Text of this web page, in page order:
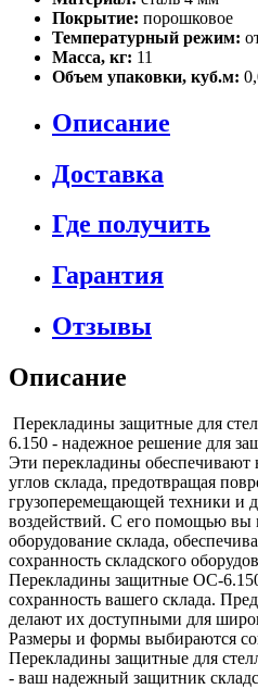
Покрытие: порошковое
Температурный режим:
Масса, кг: 11
Объем упаковки, куб.м:
Описание
Доставка
Где получить
Гарантия
Отзывы
Описание
Перекладины защитные для
6.150 - надежное решение для
Эти перекладины
углов склада, предотвращая
грузоперемещающей техники и
воздействий. С его помощью вы
оборудование склада,
сохранность складского
Перекладины защитные OC-
сохранность вашего склада.
делают их доступными для
Размеры и формы выбираются
Перекладины защитные для
- ваш надежный защитник